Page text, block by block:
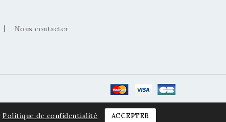
Nous contacter
Politique de confidentialité ACCEPTER